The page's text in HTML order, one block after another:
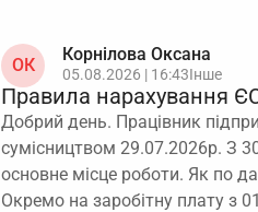
ОК
Корнілова Оксана
05.08.2026 | 16:43Інше
Правила нарахування
Добрий день. Працівник
сумісництвом 29.07.2026р. З
основне місце роботи. Як по
Окремо на заробітну плату з